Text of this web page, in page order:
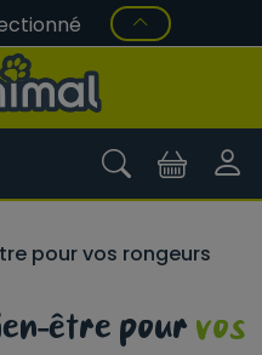
pour vos rongeurs
être pour vos